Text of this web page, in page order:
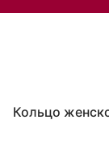
Кольцо